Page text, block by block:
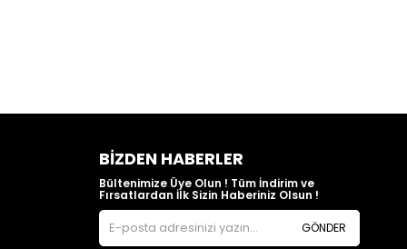
BIZDEN HABERLER
Bültenimize Üye Olun ! Tüm İndirim ve
Fırsatlardan İlk Sizin Haberiniz Olsun !
GÖNDER